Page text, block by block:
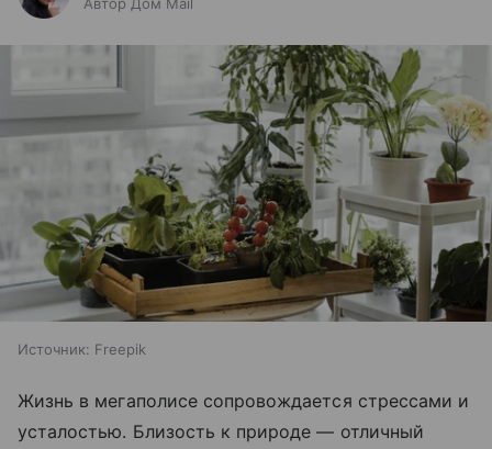
Источник: Freepik
Жизнь в мегаполисе сопровождается стрессами и
усталостью. Близость к природе — отличный